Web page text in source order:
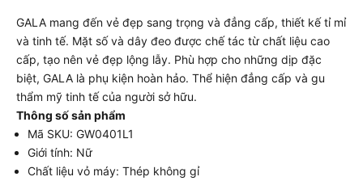
GALA mang đến vẻ đẹp sang trọng và đẳng cấp, thiết kế tỉ mỉ
và tinh tế. Mặt số và dây đeo được chế tác từ chất liệu cao
cấp, tạo nên vẻ đẹp lộng lẫy. Phù hợp cho những dịp đặc
biệt, GALA là phụ kiện hoàn hảo. Thể hiện đẳng cấp và gu
thẩm mỹ tinh tế của người sở hữu.
Thông số sản phẩm
Mã SKU: GW0401L1
Giới tính: Nữ
Chất liệu vỏ máy: Thép không gỉ